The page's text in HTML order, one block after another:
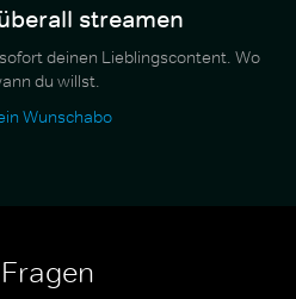
streamen
deinen Lieblingscontent. Wo
du willst.
Wunschabo